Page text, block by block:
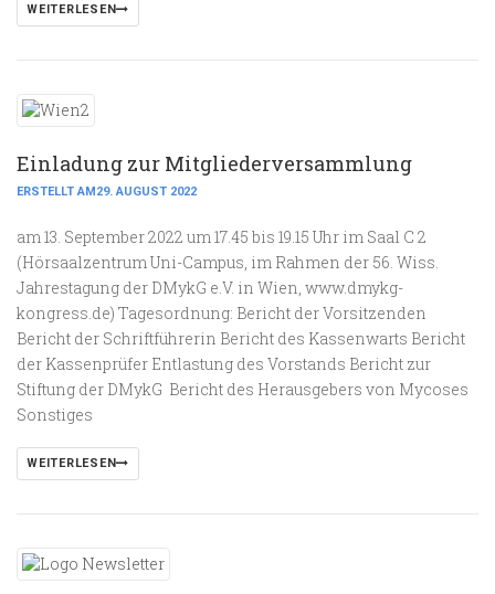
WEITERLESEN
Einladung zur Mitgliederversammlung
ERSTELLT AM29. AUGUST 2022
am 13. September 2022 um 17.45 bis 19.15 Uhr im Saal C 2
(Hörsaalzentrum Uni-Campus, im Rahmen der 56. Wiss.
Jahrestagung der DMykG e.V. in Wien, www.dmykg-
kongress.de) Tagesordnung: Bericht der Vorsitzenden
Bericht der Schriftführerin Bericht des Kassenwarts Bericht
der Kassenprüfer Entlastung des Vorstands Bericht zur
Stiftung der DMykG Bericht des Herausgebers von Mycoses
Sonstiges
WEITERLESEN